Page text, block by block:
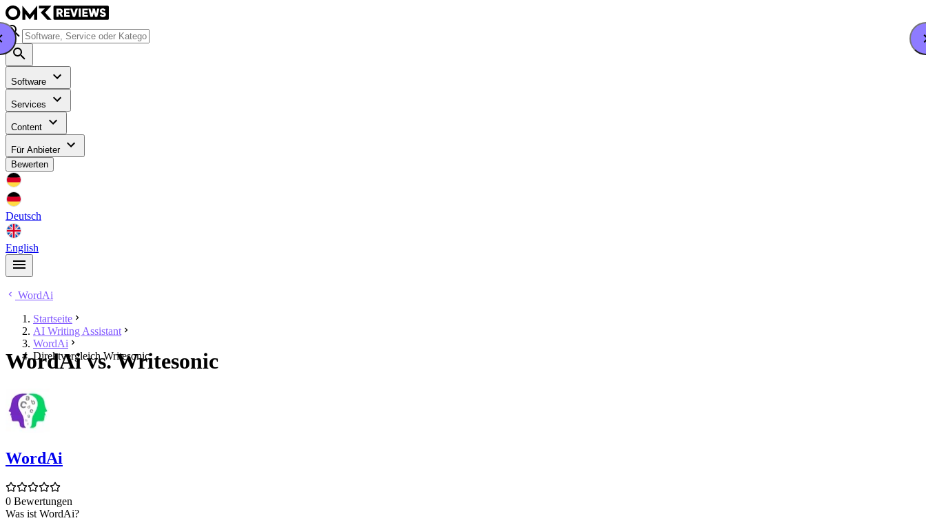
Software
Services
Content
Für Anbieter
Bewerten
Deutsch
English
WordAi
Startseite
AI Writing Assistant
WordAi
Direktvergleich Writesonic
WordAi vs. Writesonic
WordAi
0 Bewertungen
Was ist WordAi?